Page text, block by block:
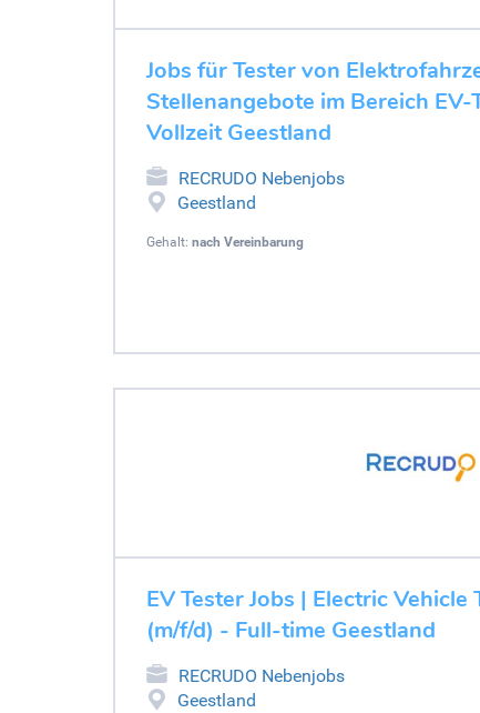
Jobs für Tester von
Stellenangebote im Bereich
Vollzeit Geestland
RECRUDO Nebenjobs
Geestland
Gehalt: nach Vereinbarung
EV Tester Jobs | Electric Vehicle
(m/f/d) - Full-time Geestland
RECRUDO Nebenjobs
Geestland